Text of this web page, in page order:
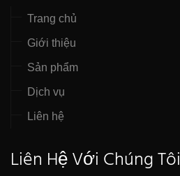
Trang chủ
Giới thiệu
Sản phẩm
Dịch vụ
Liên hệ
Liên Hệ Với Chúng Tôi